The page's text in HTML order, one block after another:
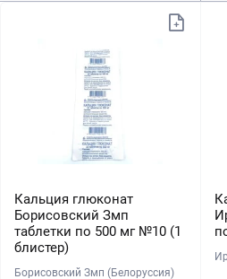
Кальция глюконат
Борисовский Змп
таблетки по 500 мг №10 (1
блистер)
Борисовский Змп (Белоруссия)